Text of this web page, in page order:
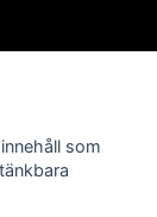
som